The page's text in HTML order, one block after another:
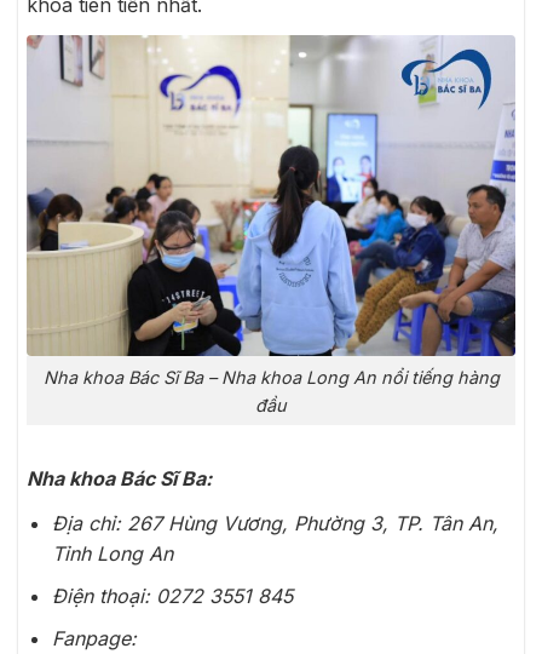
Nha khoa Bác Sĩ Ba – Nha khoa Long An nổi tiếng hàng
đầu
Nha khoa Bác Sĩ Ba:
Địa chỉ: 267 Hùng Vương, Phường 3, TP. Tân An,
Tỉnh Long An
Điện thoại: 0272 3551 845
Fanpage: